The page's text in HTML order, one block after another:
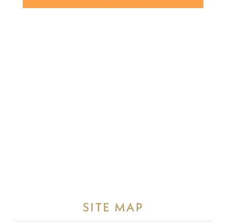
SITE MAP